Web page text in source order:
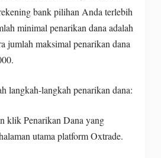
bank pilihan Anda terlebih
minimal penarikan dana adalah
jumlah maksimal penarikan dana
langkah-langkah penarikan dana:
klik Penarikan Dana yang
utama platform Oxtrade.